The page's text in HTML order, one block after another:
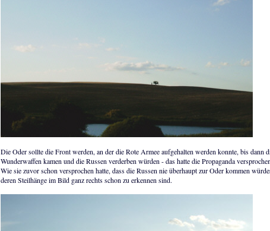
Die Oder sollte die Front werden, an der die Rote Armee aufgehalten werden konnte, bis dann
Wunderwaffen kamen und die Russen verderben würden - das hatte die Propaganda
Wie sie zuvor schon versprochen hatte, dass die Russen nie überhaupt zur Oder kommen
deren Steilhänge im Bild ganz rechts schon zu erkennen sind.